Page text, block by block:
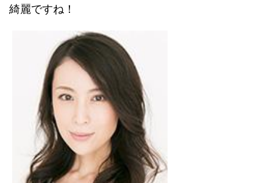
綺麗ですね！